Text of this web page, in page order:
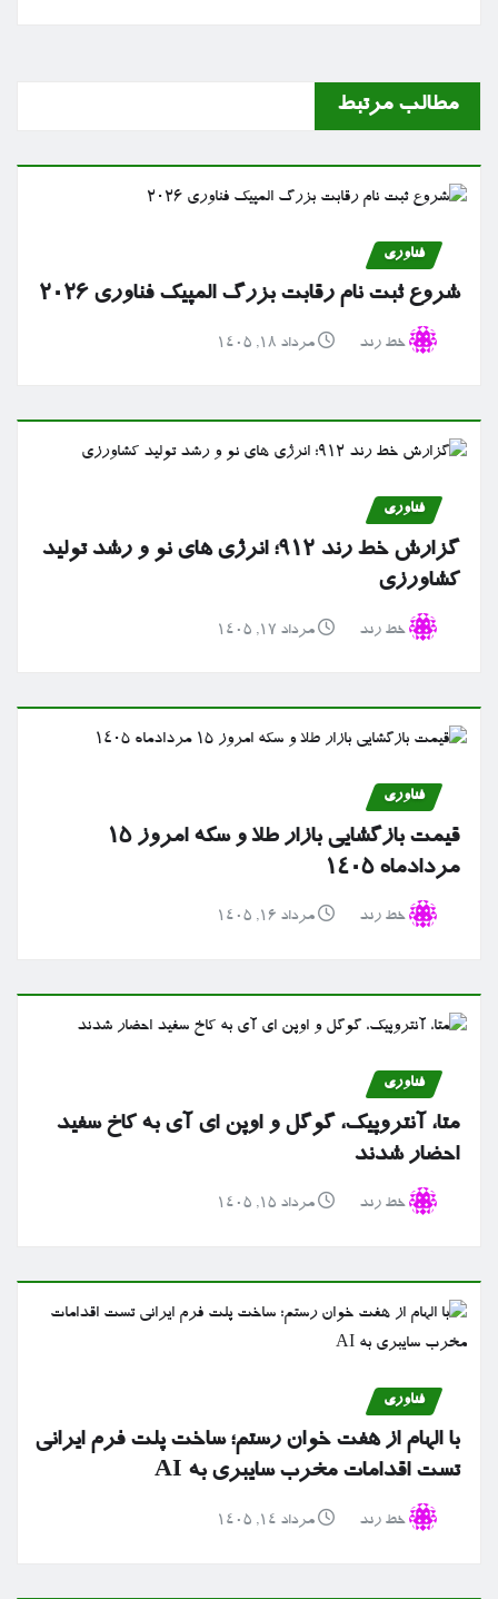
مطالب مرتبط
فناوری
شروع ثبت نام رقابت بزرگ المپیک فناوری ۲۰۲۶
خط رند مرداد ۱۸, ۱۴۰۵
فناوری
گزارش خط رند ۹۱۲؛ انرژی های نو و رشد تولید
کشاورزی
خط رند مرداد ۱۷, ۱۴۰۵
فناوری
قیمت بازگشایی بازار طلا و سکه امروز ۱۵
مردادماه ۱۴۰۵
خط رند مرداد ۱۶, ۱۴۰۵
فناوری
متا، آنتروپیک، گوگل و اوپن ای آی به کاخ سفید
احضار شدند
خط رند مرداد ۱۵, ۱۴۰۵
فناوری
با الهام از هفت خوان رستم؛ ساخت پلت فرم ایرانی
تست اقدامات مخرب سایبری به AI
خط رند مرداد ۱۴, ۱۴۰۵